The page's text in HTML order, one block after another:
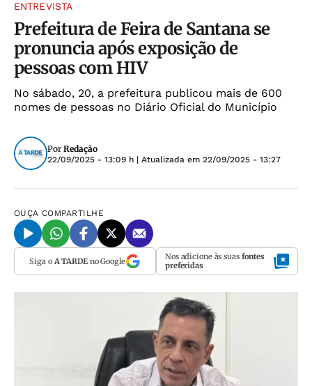
ENTREVISTA
Prefeitura de Feira de Santana se
pronuncia após exposição de
pessoas com HIV
No sábado, 20, a prefeitura publicou mais de 600
nomes de pessoas no Diário Oficial do Município
Por Redação
22/09/2025 - 13:09 h | Atualizada em 22/09/2025 - 13:27
OUÇA COMPARTILHE
Siga o A TARDEno Google Nos adicione às suas fontes
preferidas